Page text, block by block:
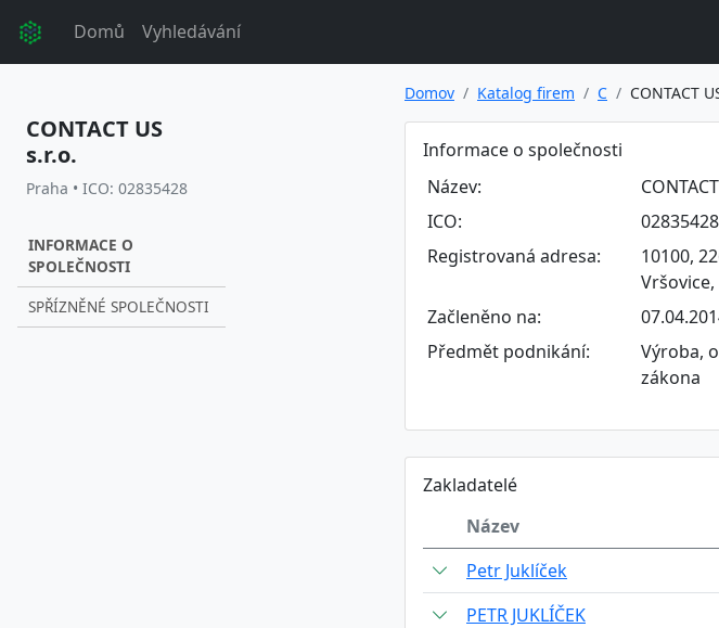
Domů Vyhledávání
CONTACT US
s.r.o.
Praha • ICO: 02835428
INFORMACE O
SPOLEČNOSTI
SPŘÍZNĚNÉ SPOLEČNOSTI
Domov Katalog firem C CONTACT
Informace o společnosti
Název:
ICO:
02835428
Registrovaná adresa:
10100,
Začleněno na:
Předmět podnikání:
Výroba,
zákona
Zakladatelé
Název
Petr Juklíček
PETR JUKLÍČEK